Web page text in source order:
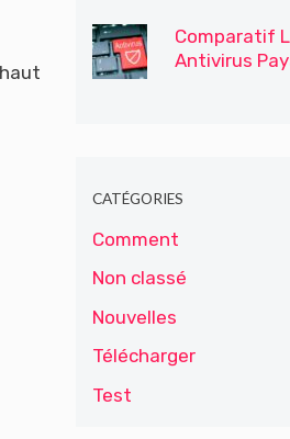
Comparatif
Antivirus
CATÉGORIES
Comment
Non classé
Nouvelles
Télécharger
Test